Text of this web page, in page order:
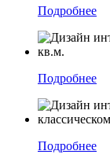
Подробнее
Подробнее
Подробнее